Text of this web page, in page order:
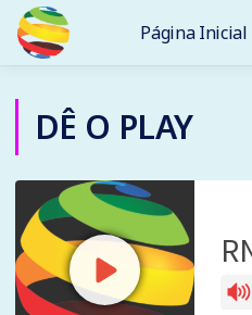
Página Inicial
DÊ O PLAY